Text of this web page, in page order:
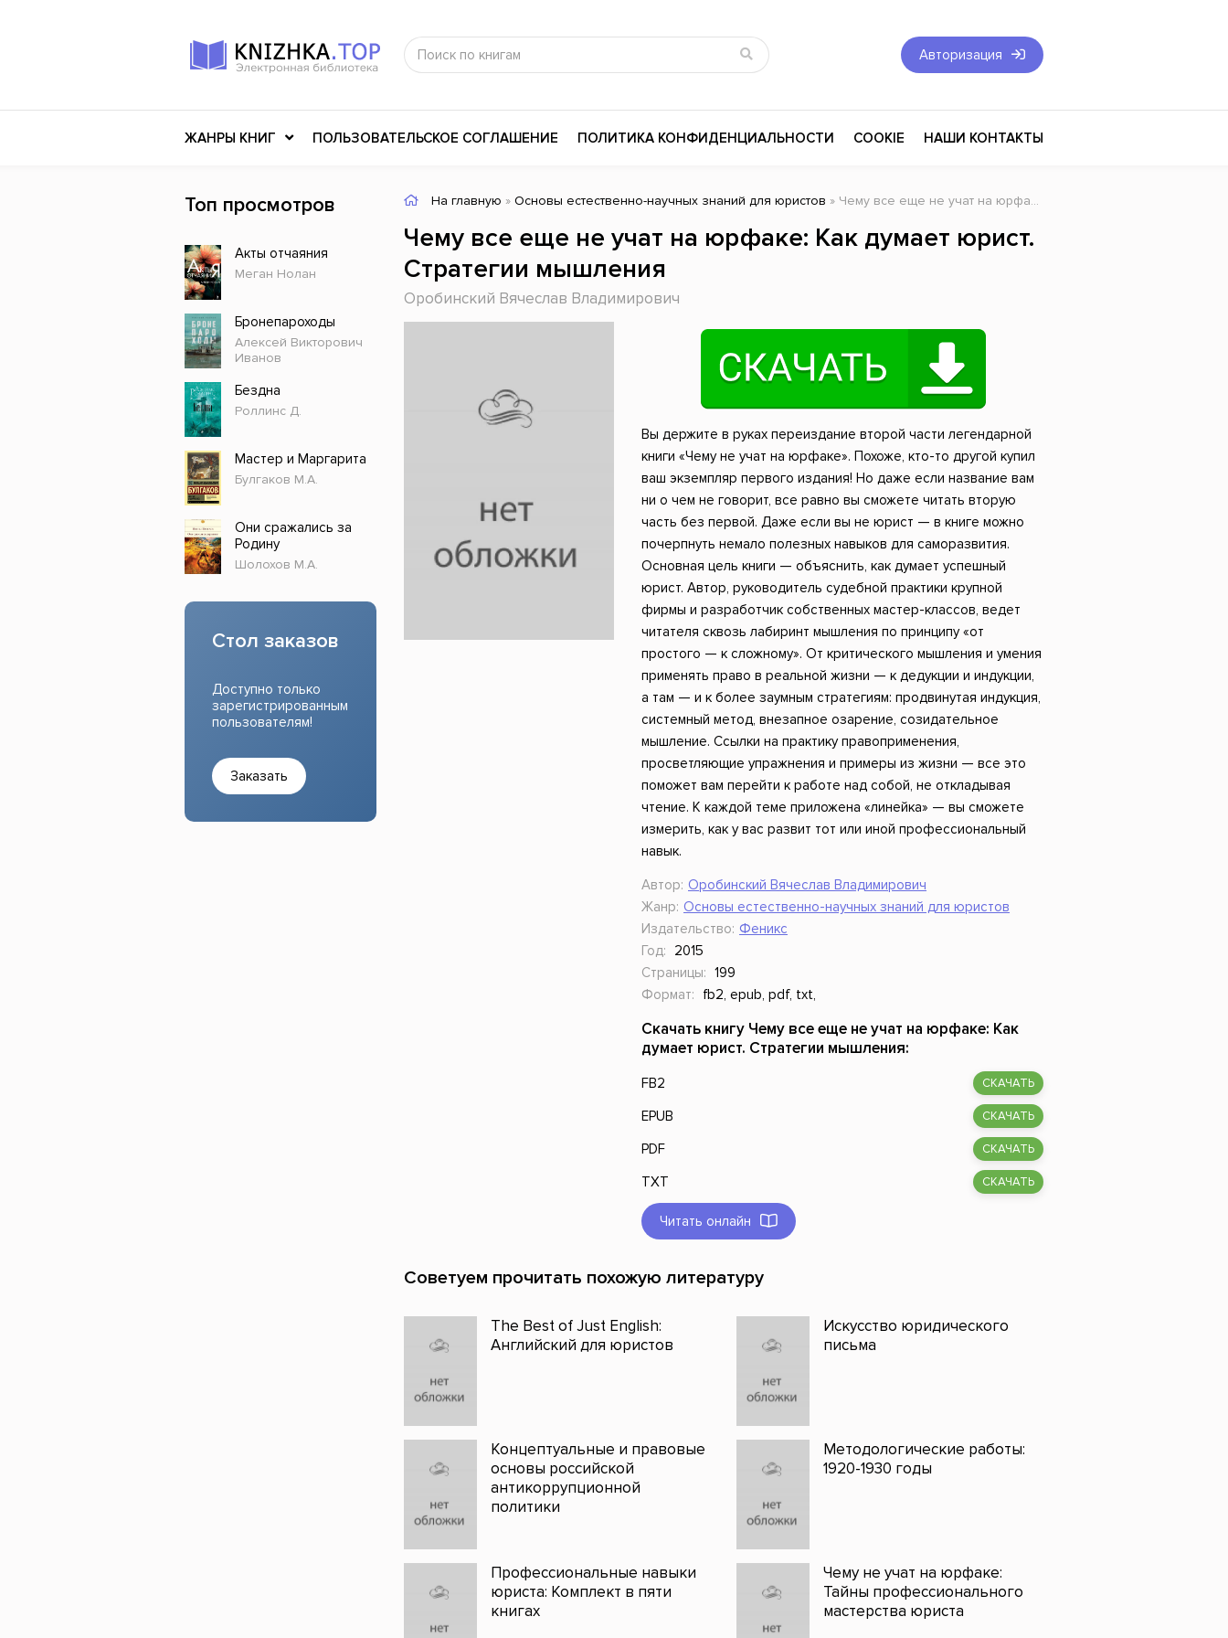
Авторизация
ЖАНРЫ КНИГ
Российское искусство
Детективы
Детские книги
История
Разное
Прочие издания
Медицина и здоровье
Мемуары и Биография
Любовные романы
Сказки
Поэзия
История России
Внутренняя политика
Философия
Юриспруденция
ПОЛЬЗОВАТЕЛЬСКОЕ СОГЛАШЕНИЕ ПОЛИТИКА КОНФИДЕНЦИАЛЬНОСТИ COOKIE НАШИ КОНТАКТЫ
На главную » Основы естественно-научных знаний для юристов » Чему все еще не учат на юрфаке: Как думает юрист. Стратегии мышления
Чему все еще не учат на юрфаке: Как думает юрист.
Стратегии мышления
Оробинский Вячеслав Владимирович
Вы держите в руках переиздание второй части легендарной
книги «Чему не учат на юрфаке». Похоже, кто-то другой купил
ваш экземпляр первого издания! Но даже если название вам
ни о чем не говорит, все равно вы сможете читать вторую
часть без первой. Даже если вы не юрист — в книге можно
почерпнуть немало полезных навыков для саморазвития.
Основная цель книги — объяснить, как думает успешный
юрист. Автор, руководитель судебной практики крупной
фирмы и разработчик собственных мастер-классов, ведет
читателя сквозь лабиринт мышления по принципу «от
простого — к сложному». От критического мышления и умения
применять право в реальной жизни — к дедукции и индукции,
а там — и к более заумным стратегиям: продвинутая индукция,
системный метод, внезапное озарение, созидательное
мышление. Ссылки на практику правоприменения,
просветляющие упражнения и примеры из жизни — все это
поможет вам перейти к работе над собой, не откладывая
чтение. К каждой теме приложена «линейка» — вы сможете
измерить, как у вас развит тот или иной профессиональный
навык.
Автор: Оробинский Вячеслав Владимирович
Жанр: Основы естественно-научных знаний для юристов
Издательство: Феникс
Год:
2015
Страницы: 199
Формат:
fb2, epub, pdf, txt,
Скачать книгу Чему все еще не учат на юрфаке: Как
думает юрист. Стратегии мышления:
FB2 СКАЧАТЬ
EPUB СКАЧАТЬ
PDF СКАЧАТЬ
TXT СКАЧАТЬ
Читать онлайн
Советуем прочитать похожую литературу
The Best of Just English:
Английский для юристов
Искусство юридического
письма
Концептуальные и правовые
основы российской
антикоррупционной
политики
Методологические работы:
1920-1930 годы
Профессиональные навыки
юриста: Комплект в пяти
книгах
Чему не учат на юрфаке:
Тайны профессионального
мастерства юриста
Топ просмотров
Акты отчаяния
Меган Нолан
Бронепароходы
Алексей Викторович
Иванов
Бездна
Роллинс Д.
Мастер и Маргарита
Булгаков М.А.
Они сражались за
Родину
Шолохов М.А.
Стол заказов
Доступно только
зарегистрированным
пользователям!
Заказать